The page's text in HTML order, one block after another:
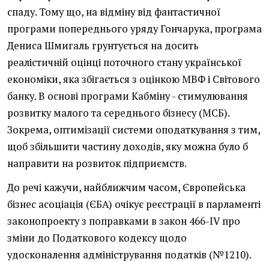
спаду. Тому що, на відміну від фантастичної
програми попереднього уряду Гончарука, програма
Дениса Шмигаль грунтується на досить
реалістичній оцінці поточного стану української
економіки, яка збігається з оцінкою МВФ і Світового
банку. В основі програми Кабміну - стимулювання
розвитку малого та середнього бізнесу (МСБ).
Зокрема, оптимізації системи оподаткування з тим,
щоб збільшити частину доходів, яку можна було б
направити на розвиток підприємств.
До речі кажучи, найближчим часом, Європейська
бізнес асоціація (ЄБА) очікує реєстрації в парламенті
законопроекту з поправками в закон 466-IV про
зміни до Податкового кодексу щодо
удосконалення адміністрування податків (№1210).